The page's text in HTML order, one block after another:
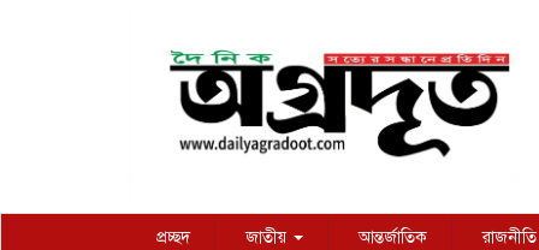
প্রচ্ছদ জাতীয় আন্তর্জাতিক রাজনীতি